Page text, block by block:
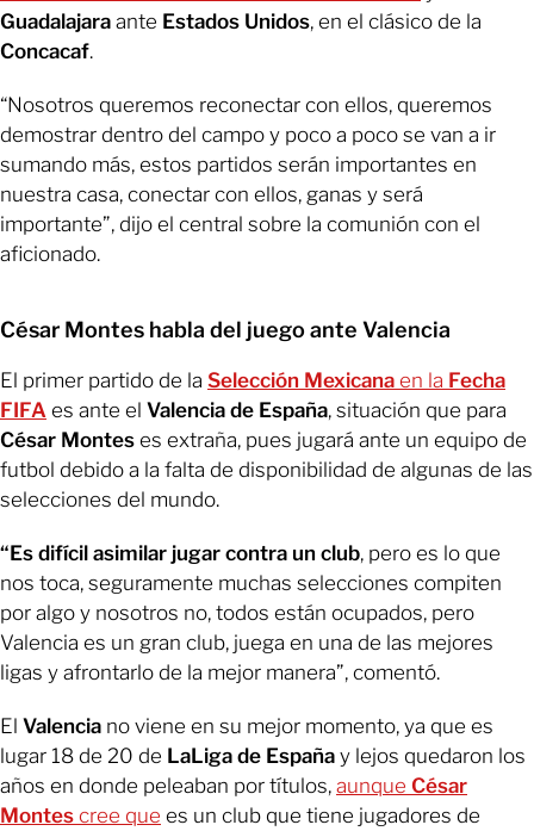
Guadalajara ante Estados Unidos, en el clásico de la
Concacaf.
“Nosotros queremos reconectar con ellos, queremos
demostrar dentro del campo y poco a poco se van a ir
sumando más, estos partidos serán importantes en
nuestra casa, conectar con ellos, ganas y será
importante”, dijo el central sobre la comunión con el
aficionado.
César Montes habla del juego ante Valencia
El primer partido de la Selección Mexicana en la Fecha
FIFA es ante el Valencia de España, situación que para
César Montes es extraña, pues jugará ante un equipo de
futbol debido a la falta de disponibilidad de algunas de las
selecciones del mundo.
“Es difícil asimilar jugar contra un club, pero es lo que
nos toca, seguramente muchas selecciones compiten
por algo y nosotros no, todos están ocupados, pero
Valencia es un gran club, juega en una de las mejores
ligas y afrontarlo de la mejor manera”, comentó.
El Valencia no viene en su mejor momento, ya que es
lugar 18 de 20 de LaLiga de España y lejos quedaron los
años en donde peleaban por títulos, aunque César
Montes cree que es un club que tiene jugadores de